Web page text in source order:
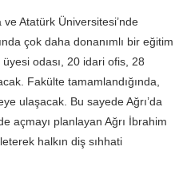
Atatürk Üniversitesi’nde
çok daha donanımlı bir eğitim
odası, 20 idari ofis, 28
Fakülte tamamlandığında,
ulaşacak. Bu sayede Ağrı’da
açmayı planlayan Ağrı İbrahim
halkın diş sıhhati